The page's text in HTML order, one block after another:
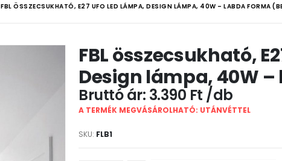
FBL ÖSSZECSUKHATÓ, E27 UFO LED LÁMPA, DESIGN LÁMPA, 40W – LABDA FORMA
FBL összecsukható,
Design lámpa, 40W
3.390Ft
A TERMÉK MEGVÁSÁROLHATÓ: UTÁNVÉTTEL
SKU: FLB1